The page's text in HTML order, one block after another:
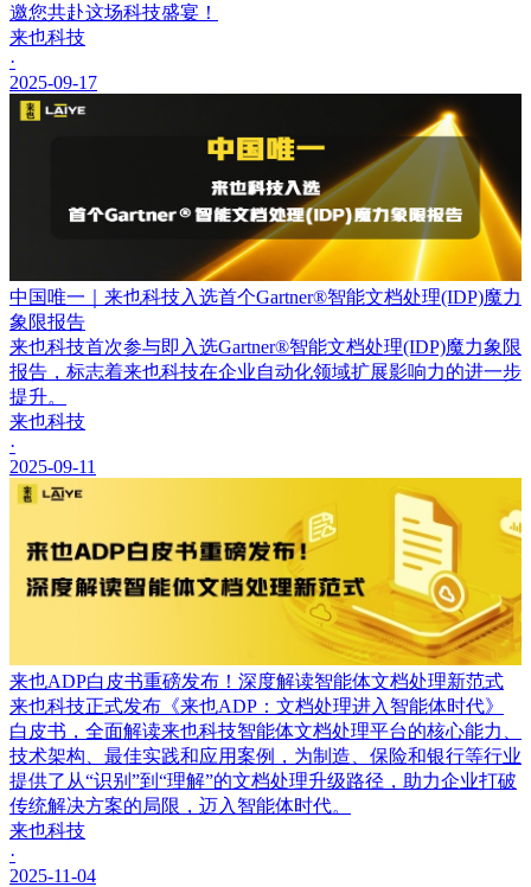
邀您共赴这场科技盛宴！
来也科技
·
2025-09-17
中国唯一｜来也科技入选首个Gartner®智能文档处理(IDP)魔力
象限报告
来也科技首次参与即入选Gartner®智能文档处理(IDP)魔力象限
报告，标志着来也科技在企业自动化领域扩展影响力的进一步
提升。
来也科技
·
2025-09-11
来也ADP白皮书重磅发布！深度解读智能体文档处理新范式
来也科技正式发布《来也ADP：文档处理进入智能体时代》
白皮书，全面解读来也科技智能体文档处理平台的核心能力、
技术架构、最佳实践和应用案例，为制造、保险和银行等行业
提供了从“识别”到“理解”的文档处理升级路径，助力企业打破
传统解决方案的局限，迈入智能体时代。
来也科技
·
2025-11-04